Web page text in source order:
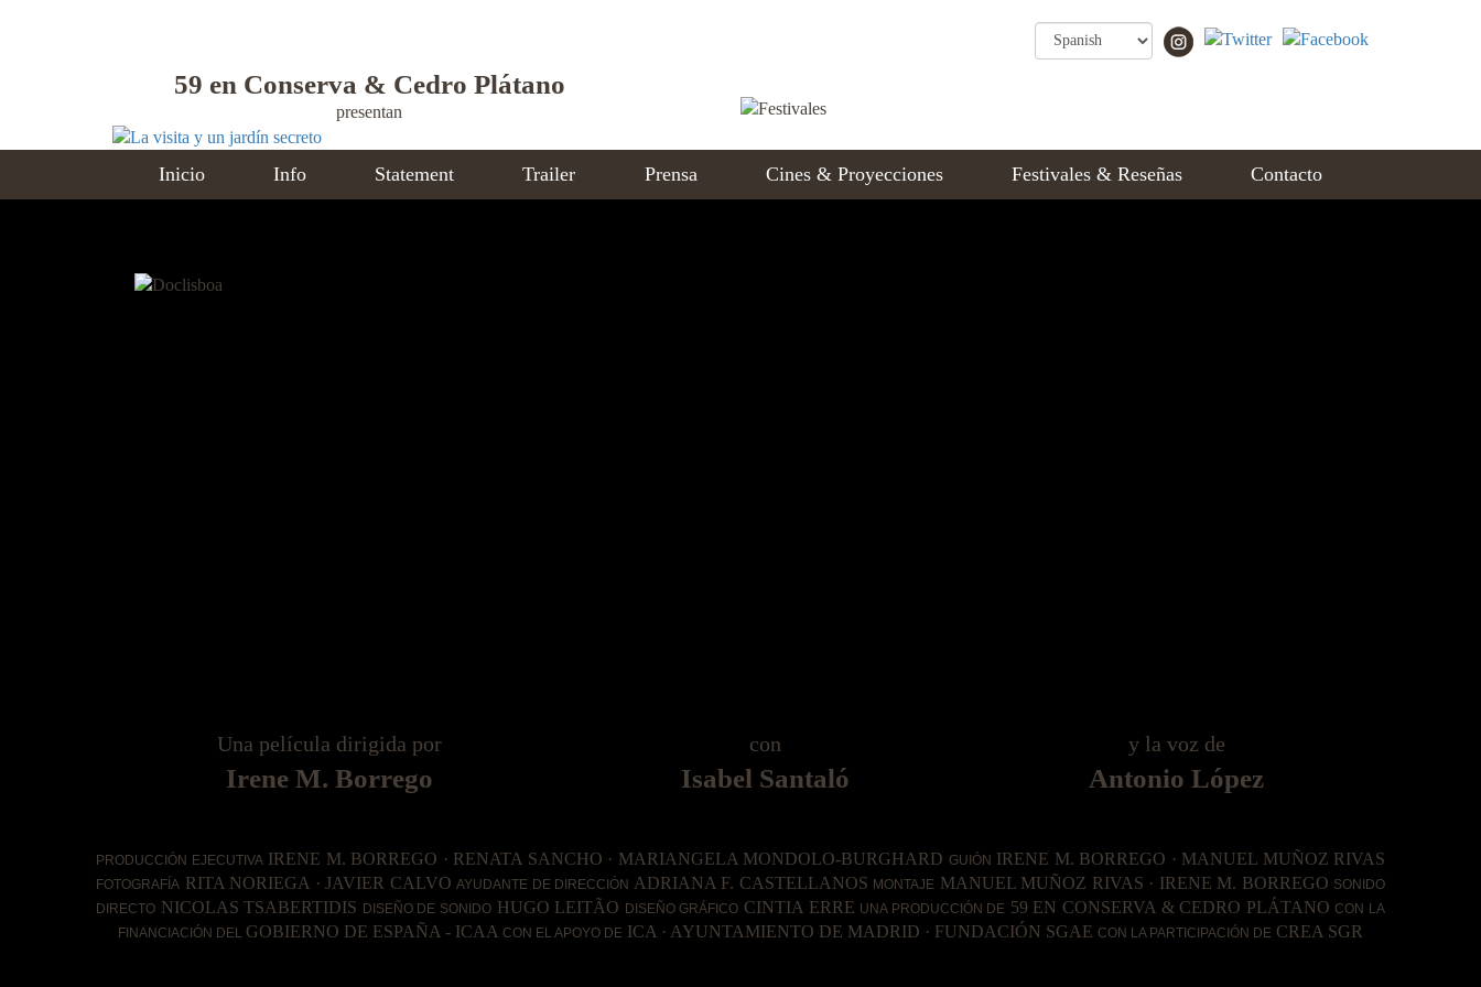
59 en Conserva & Cedro Plátano
presentan
Inicio Info Statement Trailer Prensa Cines & Proyecciones Festivales & Reseñas Contacto
Una película dirigida por
Irene M. Borrego
con
Isabel Santaló
y la voz de
Antonio López
PRODUCCIÓN EJECUTIVAIRENE M. BORREGO · RENATA SANCHO · MARIANGELA MONDOLO-BURGHARD GUIÓN IRENE M. BORREGO · MANUEL MUÑOZ RIVAS
FOTOGRAFÍA RITA NORIEGA · JAVIER CALVO AYUDANTE DE DIRECCIÓN ADRIANA F. CASTELLANOS MONTAJE MANUEL MUÑOZ RIVAS · IRENE M. BORREGO SONIDO
DIRECTO NICOLAS TSABERTIDIS DISEÑO DE SONIDOHUGO LEITÃO DISEÑO GRÁFICO CINTIA ERRE UNA PRODUCCIÓN DE 59 EN CONSERVA & CEDRO PLÁTANOCON LA
FINANCIACIÓN DEL GOBIERNO DE ESPAÑA - ICAA CON EL APOYO DE ICA · AYUNTAMIENTO DE MADRID · FUNDACIÓN SGAE CON LA PARTICIPACIÓN DE CREA SGR